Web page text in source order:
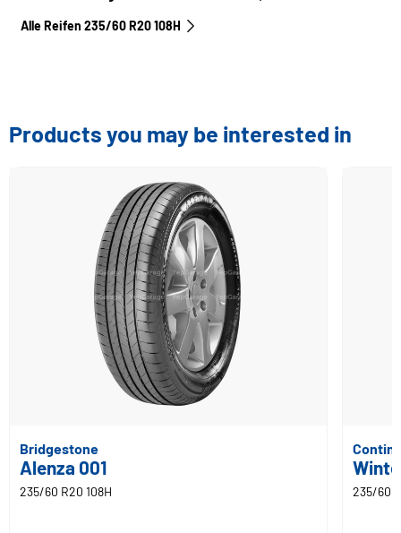
Alle Reifen‎ 235/60 R20 108H
Products you may be interested in
Bridgestone
Alenza 001
235/60 R20 108H 235/60